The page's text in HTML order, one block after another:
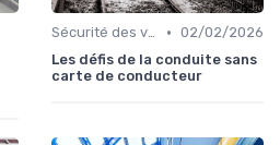
Sécurité des voyageurs • 02/02/2026
Les défis de la conduite sans
carte de conducteur